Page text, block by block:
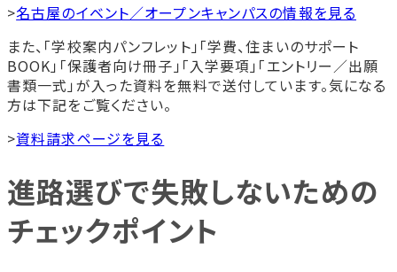
>名古屋のイベント／オープンキャンパスの情報を見る
また、「学校案内パンフレット」「学費、住まいのサポート
BOOK」「保護者向け冊子」「入学要項」「エントリー／出願
書類一式」が入った資料を無料で送付しています。気になる
方は下記をご覧ください。
>資料請求ページを見る
進路選びで失敗しないための
チェックポイント